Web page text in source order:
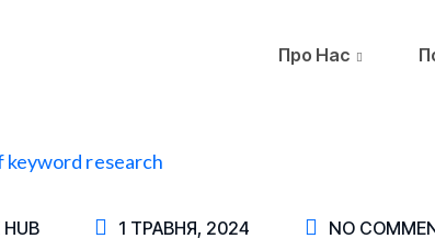
Про Нас
HUB 1 ТРАВНЯ, 2024 NO